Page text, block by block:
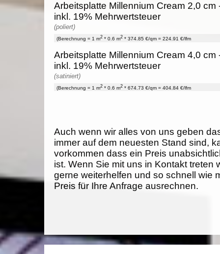
Arbeitsplatte Millennium Cream 2,0 cm
inkl. 19% Mehrwertsteuer
(poliert)
(Berechnung = 1 m2 * 0.6 m2 * 374.85 €/qm = 224.91 €/lfm
Arbeitsplatte Millennium Cream 4,0 cm
inkl. 19% Mehrwertsteuer
(satiniert)
(Berechnung = 1 m2 * 0.6 m2 * 674.73 €/qm = 404.84 €/lfm
Auch wenn wir alles von uns geben
immer auf dem neuesten Stand sind,
vorkommen dass ein Preis
ist. Wenn Sie mit uns in Kontakt treten
gerne weiterhelfen und so schnell wie
Preis für Ihre Anfrage ausrechnen.